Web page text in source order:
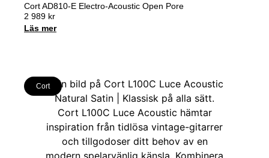
Cort AD810-E Electro-Acoustic Open Pore
2 989 kr
Läs mer
Cort